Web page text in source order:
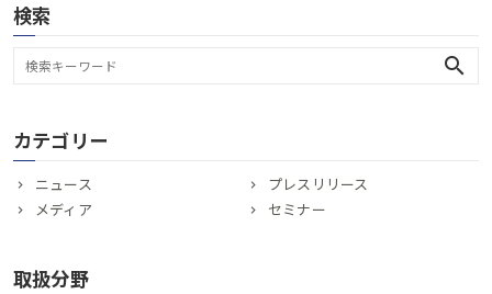
検索
search
カテゴリー
ニュース
プレスリリース
メディア
セミナー
取扱分野